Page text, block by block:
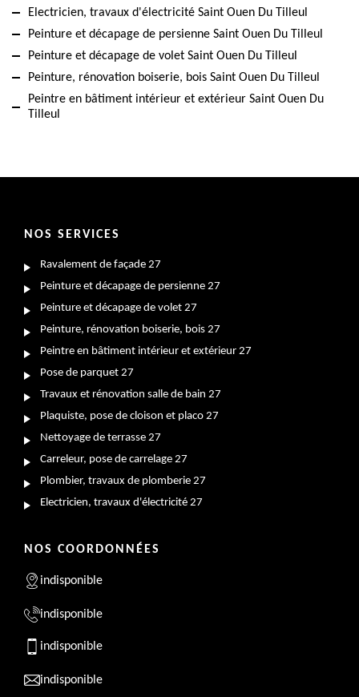
Electricien, travaux d'électricité Saint Ouen Du Tilleul
Peinture et décapage de persienne Saint Ouen Du Tilleul
Peinture et décapage de volet Saint Ouen Du Tilleul
Peinture, rénovation boiserie, bois Saint Ouen Du Tilleul
Peintre en bâtiment intérieur et extérieur Saint Ouen Du
Tilleul
NOS SERVICES
Ravalement de façade 27
Peinture et décapage de persienne 27
Peinture et décapage de volet 27
Peinture, rénovation boiserie, bois 27
Peintre en bâtiment intérieur et extérieur 27
Pose de parquet 27
Travaux et rénovation salle de bain 27
Plaquiste, pose de cloison et placo 27
Nettoyage de terrasse 27
Carreleur, pose de carrelage 27
Plombier, travaux de plomberie 27
Electricien, travaux d'électricité 27
NOS COORDONNÉES
indisponible
indisponible
indisponible
indisponible